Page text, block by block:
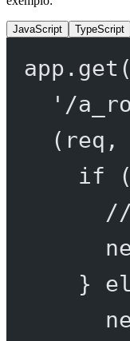
JavaScript TypeScript
app. get (
'/
( req ,
if (
//
}